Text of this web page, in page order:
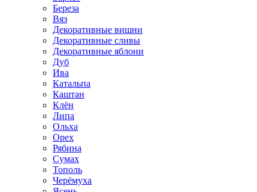
Береза
Вяз
Декоративные вишни
Декоративные сливы
Декоративные яблони
Дуб
Ива
Катальпа
Каштан
Клён
Липа
Ольха
Орех
Рябина
Сумах
Тополь
Черёмуха